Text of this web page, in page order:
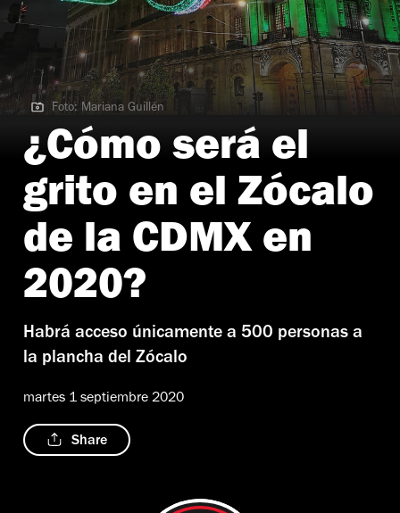
Foto: Mariana Guillén
Foto: Mariana Guillén
¿Cómo será el
grito en el Zócalo
de la CDMX en
2020?
Habrá acceso únicamente a 500 personas a
la plancha del Zócalo
martes 1 septiembre 2020
Share